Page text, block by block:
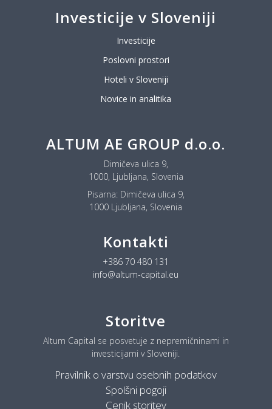
Investicije v Sloveniji
Investicije
Poslovni prostori
Hoteli v Sloveniji
Novice in analitika
ALTUM AE GROUP d.o.o.
Dimičeva ulica 9,
1000, Ljubljana, Slovenia
Pisarna: Dimičeva ulica 9,
1000 Ljubljana, Slovenia
Kontakti
+386 70 480 131
info@altum-capital.eu
Storitve
Altum Capital se posvetuje z nepremičninami in
investicijami v Sloveniji.
Pravilnik o varstvu osebnih podatkov
Spolšni pogoji
Cenik storitev